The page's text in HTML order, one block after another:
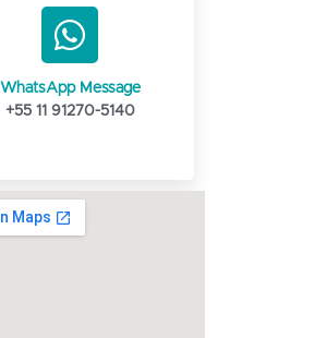
WhatsApp Message
+55 11 91270-5140